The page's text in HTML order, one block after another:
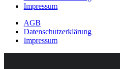
Impressum
AGB
Datenschutzerklärung
Impressum